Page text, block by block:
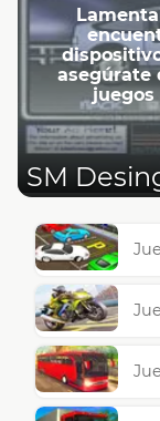
asegúrate
SM